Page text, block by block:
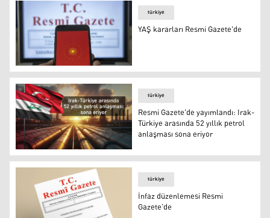
YAŞ kararları Resmi Gazete'de
türkiye
YAŞ kararları Resmi Gazete'de
Resmi Gazete'de yayımlandı: Irak-Türkiye arasında 52
türkiye
Resmi Gazete'de yayımlandı: Irak-
Türkiye arasında 52 yıllık petrol
anlaşması sona eriyor
türkiye
İnfaz düzenlemesi Resmi
Gazete'de